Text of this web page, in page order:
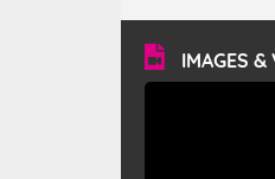
vitesse
en rafales,
du Rhône et la
méditerranéen à
IMAGES &